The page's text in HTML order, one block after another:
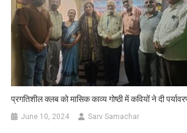
प्रगतिशील क्लब को मासिक काव्य गोष्ठी में कवियों ने दी
June 10, 2024 Sarv Samachar